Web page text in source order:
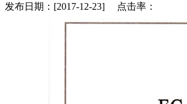
发布日期：[2017-12-23] 点击率：